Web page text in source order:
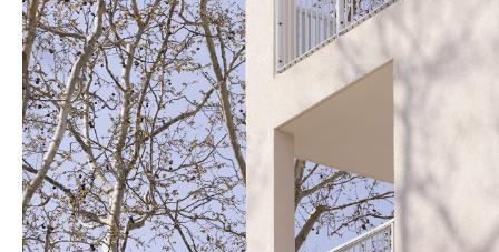
Devenez acteur du Logement Santé